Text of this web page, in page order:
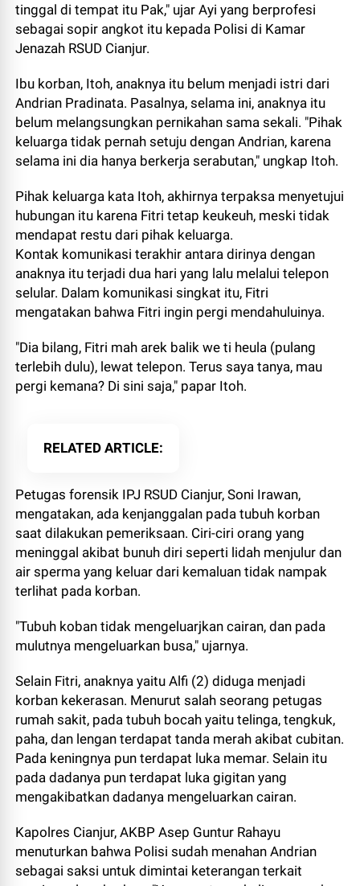
tinggal di tempat itu Pak," ujar Ayi yang berprofesi
sebagai sopir angkot itu kepada Polisi di Kamar
Jenazah RSUD Cianjur.
Ibu korban, Itoh, anaknya itu belum menjadi istri dari
Andrian Pradinata. Pasalnya, selama ini, anaknya itu
belum melangsungkan pernikahan sama sekali. "Pihak
keluarga tidak pernah setuju dengan Andrian, karena
selama ini dia hanya berkerja serabutan," ungkap Itoh.
Pihak keluarga kata Itoh, akhirnya terpaksa menyetujui
hubungan itu karena Fitri tetap keukeuh, meski tidak
mendapat restu dari pihak keluarga.
Kontak komunikasi terakhir antara dirinya dengan
anaknya itu terjadi dua hari yang lalu melalui telepon
selular. Dalam komunikasi singkat itu, Fitri
mengatakan bahwa Fitri ingin pergi mendahuluinya.
"Dia bilang, Fitri mah arek balik we ti heula (pulang
terlebih dulu), lewat telepon. Terus saya tanya, mau
pergi kemana? Di sini saja," papar Itoh.
RELATED ARTICLE
Petugas forensik IPJ RSUD Cianjur, Soni Irawan,
mengatakan, ada kenjanggalan pada tubuh korban
saat dilakukan pemeriksaan. Ciri-ciri orang yang
meninggal akibat bunuh diri seperti lidah menjulur dan
air sperma yang keluar dari kemaluan tidak nampak
terlihat pada korban.
"Tubuh koban tidak mengeluarjkan cairan, dan pada
mulutnya mengeluarkan busa," ujarnya.
Selain Fitri, anaknya yaitu Alfi (2) diduga menjadi
korban kekerasan. Menurut salah seorang petugas
rumah sakit, pada tubuh bocah yaitu telinga, tengkuk,
paha, dan lengan terdapat tanda merah akibat cubitan.
Pada keningnya pun terdapat luka memar. Selain itu
pada dadanya pun terdapat luka gigitan yang
mengakibatkan dadanya mengeluarkan cairan.
Kapolres Cianjur, AKBP Asep Guntur Rahayu
menuturkan bahwa Polisi sudah menahan Andrian
sebagai saksi untuk dimintai keterangan terkait